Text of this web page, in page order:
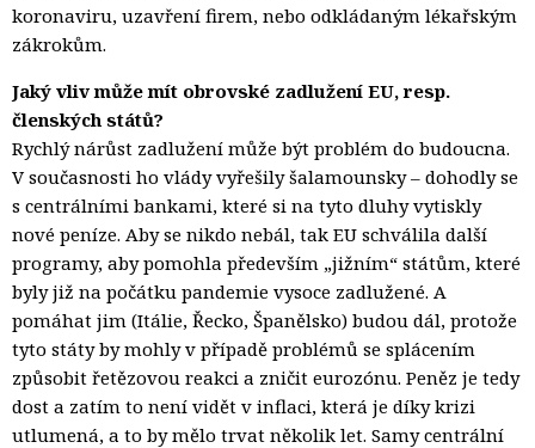
koronaviru, uzavření firem, nebo odkládaným lékařským
zákrokům.
Jaký vliv může mít obrovské zadlužení EU, resp.
členských států?
Rychlý nárůst zadlužení může být problém do budoucna.
V současnosti ho vlády vyřešily šalamounsky – dohodly se
s centrálními bankami, které si na tyto dluhy vytiskly
nové peníze. Aby se nikdo nebál, tak EU schválila další
programy, aby pomohla především „jižním“ státům, které
byly již na počátku pandemie vysoce zadlužené. A
pomáhat jim (Itálie, Řecko, Španělsko) budou dál, protože
tyto státy by mohly v případě problémů se splácením
způsobit řetězovou reakci a zničit eurozónu. Peněz je tedy
dost a zatím to není vidět v inflaci, která je díky krizi
utlumená, a to by mělo trvat několik let. Samy centrální